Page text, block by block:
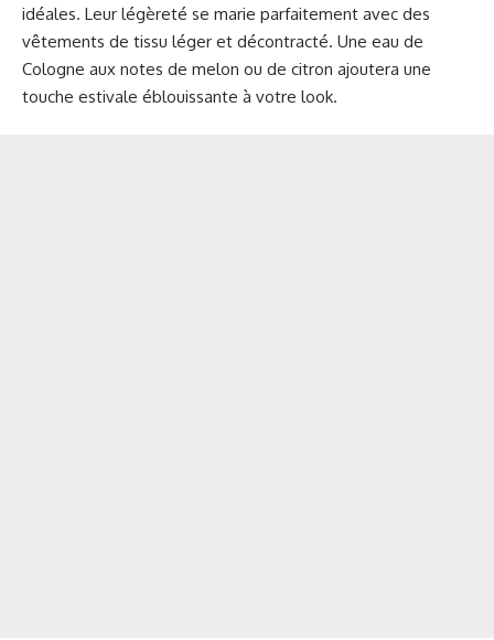
idéales. Leur légèreté se marie parfaitement avec des
vêtements de tissu léger et décontracté. Une eau de
Cologne aux notes de melon ou de citron ajoutera une
touche estivale éblouissante à votre look.